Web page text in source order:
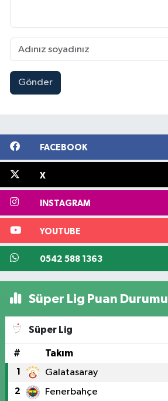
Gönder
FACEBOOK
X
INSTAGRAM
YOUTUBE
0542 588 1363
Süper Lig Puan Durumu
Süper Lig
# Takım
1 Galatasaray
2 Fenerbahçe